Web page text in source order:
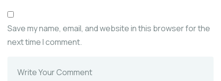
Save my name, email, and website in this browser for the
next time I comment.